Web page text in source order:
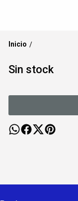
Inicio /
Sin stock